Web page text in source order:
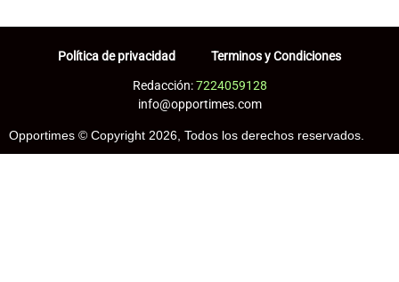
Política de privacidad Terminos y Condiciones
Redacción:7224059128
info@opportimes.com
Opportimes © Copyright 2026, Todos los derechos reservados.